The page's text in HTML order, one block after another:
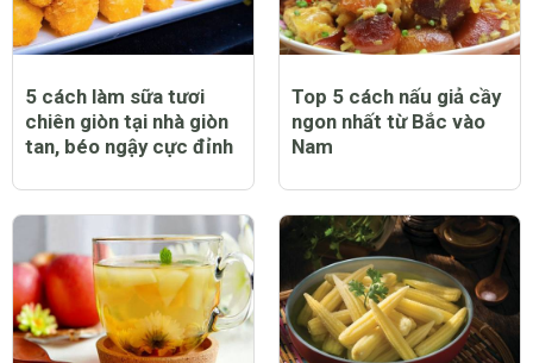
5 cách làm sữa tươi
chiên giòn tại nhà giòn
tan, béo ngậy cực đỉnh
Top 5 cách nấu giả cầy
ngon nhất từ Bắc vào
Nam